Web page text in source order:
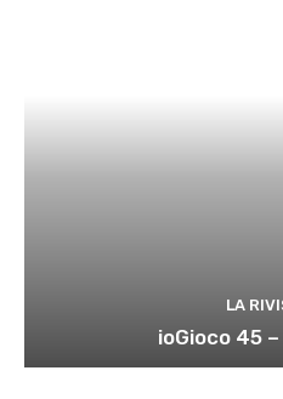
LA
ioGioco 45